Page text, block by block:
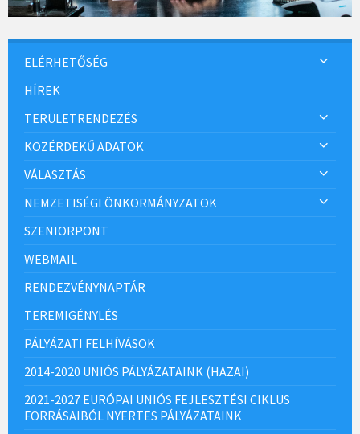
ELÉRHETŐSÉG
HÍREK
TERÜLETRENDEZÉS
KÖZÉRDEKŰ ADATOK
VÁLASZTÁS
NEMZETISÉGI ÖNKORMÁNYZATOK
SZENIORPONT
WEBMAIL
RENDEZVÉNYNAPTÁR
TEREMIGÉNYLÉS
PÁLYÁZATI FELHÍVÁSOK
2014-2020 UNIÓS PÁLYÁZATAINK (HAZAI)
2021-2027 EURÓPAI UNIÓS FEJLESZTÉSI CIKLUS
FORRÁSAIBÓL NYERTES PÁLYÁZATAINK